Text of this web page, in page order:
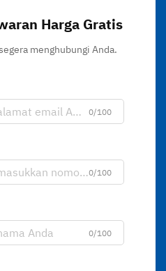
Harga Gratis
menghubungi Anda.
0/100
0/100
0/100